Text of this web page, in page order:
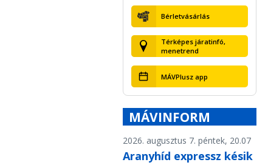
Bérletvásárlás
Térképes járatinfó,
menetrend
MÁVPlusz app
MÁVINFORM
2026. augusztus 7. péntek, 20.07
Aranyhíd expressz késik